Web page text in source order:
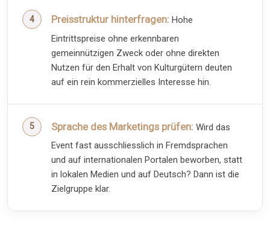
Preisstruktur hinterfragen: Hohe
Eintrittspreise ohne erkennbaren
gemeinnützigen Zweck oder ohne direkten
Nutzen für den Erhalt von Kulturgütern deuten
auf ein rein kommerzielles Interesse hin.
Sprache des Marketings prüfen: Wird das
Event fast ausschliesslich in Fremdsprachen
und auf internationalen Portalen beworben, statt
in lokalen Medien und auf Deutsch? Dann ist die
Zielgruppe klar.